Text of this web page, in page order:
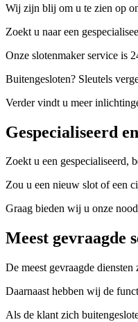
Wij zijn blij om u te zien op
Zoekt u naar een
Onze slotenmaker service is
Buitengesloten? Sleutels
Verder vindt u meer
Gespecialiseerd
Zoekt u een gespecialiseerd,
Zou u een nieuw slot of een
Graag bieden wij u onze
Meest gevraagde
De meest gevraagde
Daarnaast hebben wij de
Als de klant zich